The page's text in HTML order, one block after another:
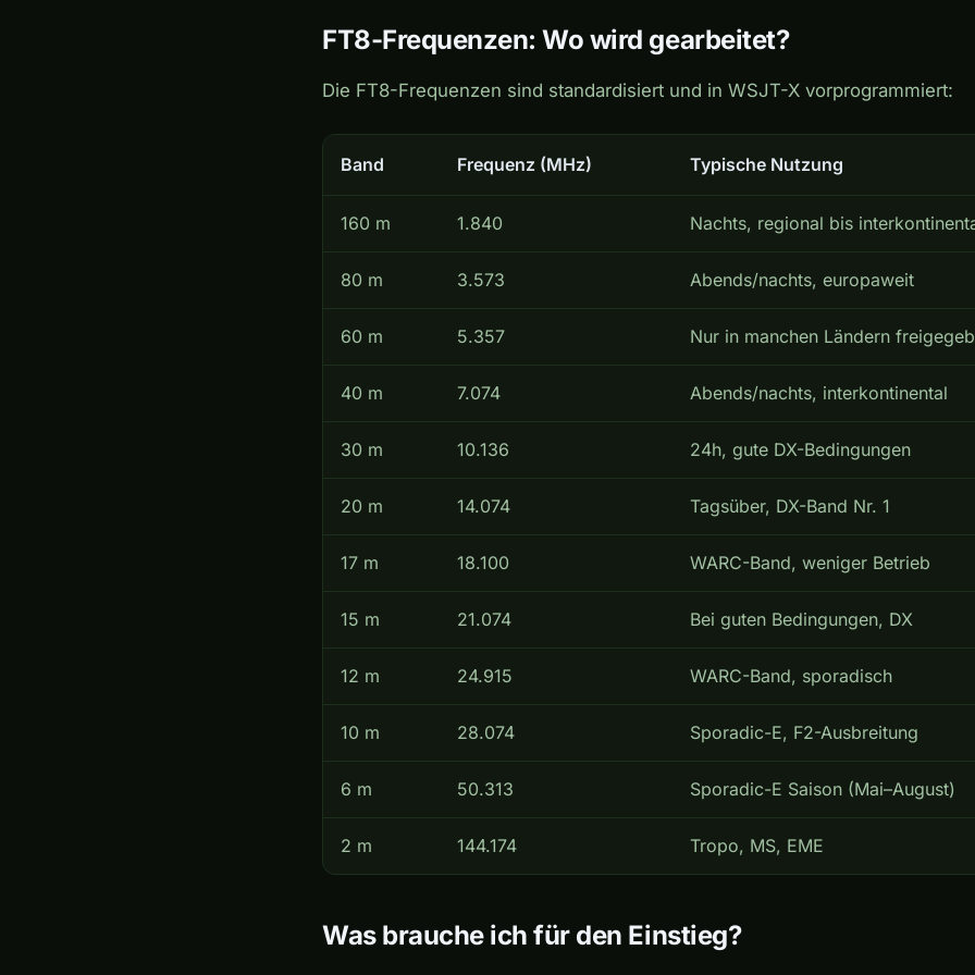
FT8-Frequenzen: Wo wird gearbeitet?
Die FT8-Frequenzen sind standardisiert und in WSJT-X vorprogrammiert:
Band Frequenz (MHz) Typische Nutzung
160 m 1.840 Nachts, regional bis
80 m 3.573 Abends/nachts, europaweit
60 m 5.357 Nur in manchen Ländern
40 m 7.074 Abends/nachts, interkontinental
30 m 10.136 24h, gute DX-Bedingungen
20 m 14.074 Tagsüber, DX-Band Nr. 1
17 m 18.100 WARC-Band, weniger Betrieb
15 m 21.074 Bei guten Bedingungen, DX
12 m 24.915 WARC-Band, sporadisch
10 m 28.074 Sporadic-E, F2-Ausbreitung
6 m 50.313 Sporadic-E Saison (Mai–August)
2 m 144.174 Tropo, MS, EME
Was brauche ich für den Einstieg?